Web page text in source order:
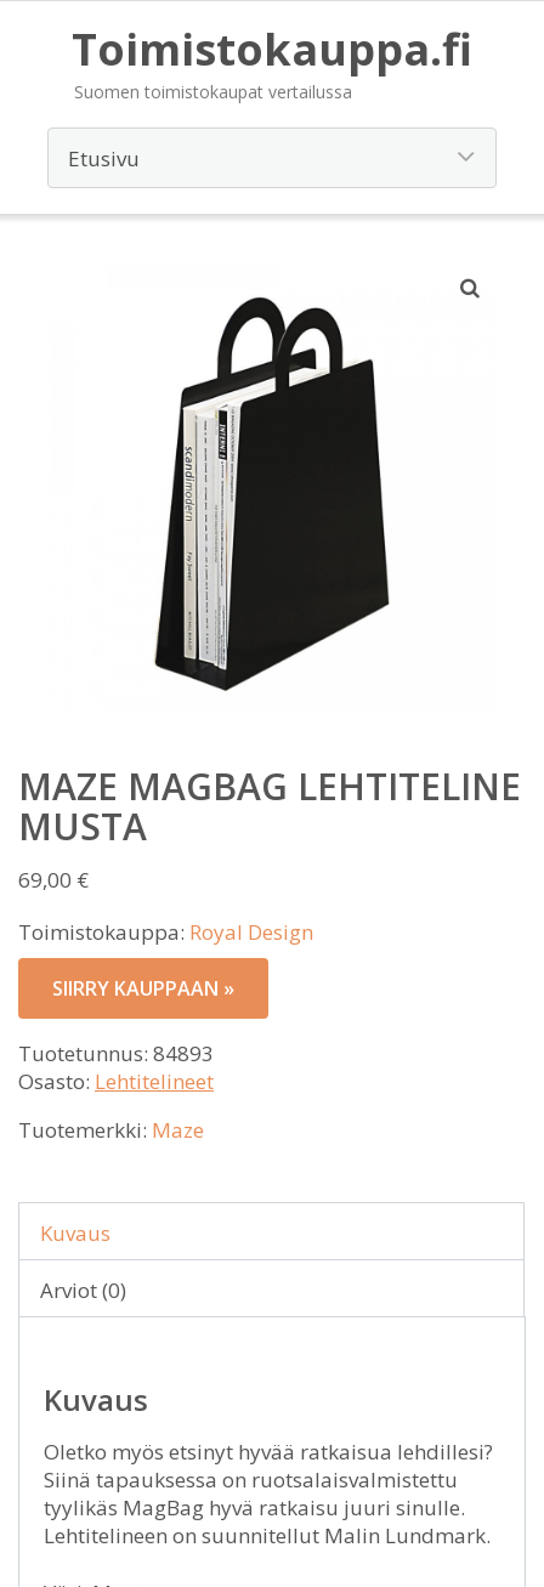
Toimistokauppa.fi
Suomen toimistokaupat vertailussa
MAZE MAGBAG LEHTITELINE
MUSTA
69,00 €
Toimistokauppa: Royal Design
SIIRRY KAUPPAAN »
Tuotetunnus: 84893
Osasto: Lehtitelineet
Tuotemerkki: Maze
Kuvaus
Arviot (0)
Kuvaus
Oletko myös etsinyt hyvää ratkaisua lehdillesi?
Siinä tapauksessa on ruotsalaisvalmistettu
tyylikäs MagBag hyvä ratkaisu juuri sinulle.
Lehtitelineen on suunnitellut Malin Lundmark.